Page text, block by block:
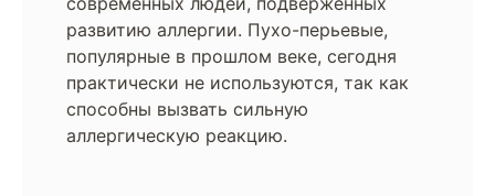
развитию аллергии. Пухо-перьевые,
популярные в прошлом веке, сегодня
практически не используются, так как
способны вызвать сильную
аллергическую реакцию.